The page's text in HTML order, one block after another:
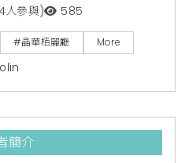
本街邊美食，搭配日本四
APP領取折價券，4人同
聚餐首選。
人參與) 585
#晶華栢麗廳 More
簡介